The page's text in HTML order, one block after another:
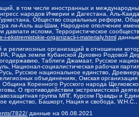
в том числе иностранных и
народов Ичкерии и Дагестана, Аль-
Общество социальных реформ,
ли-Ахль аш-Шам, Народное ополчение
давлати исломи, Террористическое
i-ekstremistskie-organizacii-i-materialy.html
религиозных организаций в отношении
Рада земли Кубанской Духовно Родовой
Таблиги Джамаат, Русское
Национал-социалистическая рабочая
Русское национальное единство,
объединениях, Омская
Коренного Русского народа
О противодействии экстремистской
группа МПГ, Курсом Правды и
единство, Башкорт, Нация и свобода,
7822/ данные на 06.08.2021